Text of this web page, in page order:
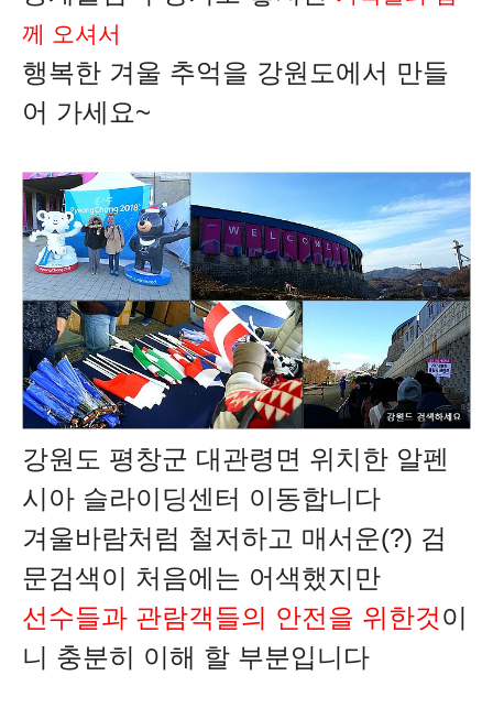
께 오셔서
행복한 겨울 추억을 강원도에서 만들
어 가세요~
강원도 평창군 대관령면 위치한 알펜
시아 슬라이딩센터 이동합니다
겨울바람처럼 철저하고 매서운(?) 검
문검색이 처음에는 어색했지만
선수들과 관람객들의 안전을 위한것이
니 충분히 이해 할 부분입니다